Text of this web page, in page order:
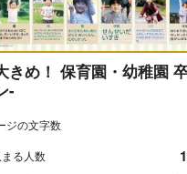
きめ！ 保育園・幼稚園
-
ジの文字数
る人数